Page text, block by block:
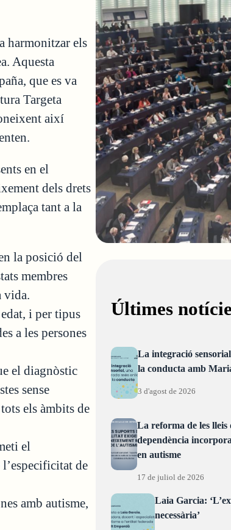
harmonitzar els
Aquesta
que es va
Targeta
així
en el
dels drets
tant a la
la posició del
membres
vida.
i per tipus
a les persones
el diagnòstic
sense
els àmbits de
el
de
amb autisme,
Últimes
La integració
la conducta amb
3 d'agost de 2026
La reforma de les lleis
dependència
en autisme
17 de juliol de 2026
Laia Garcia:
necessària’